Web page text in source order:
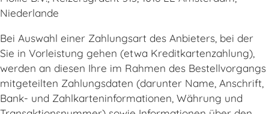
Niederlande
Bei Auswahl einer Zahlungsart des Anbieters, bei der
Sie in Vorleistung gehen (etwa Kreditkartenzahlung),
werden an diesen Ihre im Rahmen des Bestellvorgangs
mitgeteilten Zahlungsdaten (darunter Name, Anschrift,
Bank- und Zahlkarteninformationen, Währung und